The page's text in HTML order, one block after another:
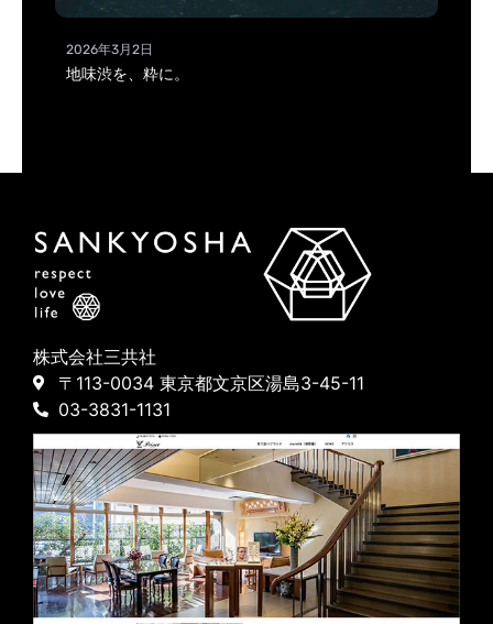
2026年3月2日
地味渋を、粋に。
株式会社三共社
〒113-0034 東京都文京区湯島3-45-11
03-3831-1131